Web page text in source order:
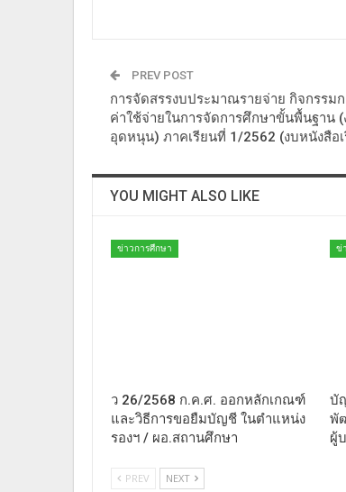
PREV POST
การจัดสรรงบประมาณรายจ่าย กิจกรรม
ค่าใช้จ่ายในการจัดการศึกษาขั้นพื้นฐาน (
อุดหนุน) ภาคเรียนที่ 1/2562 (งบหนังสือ
YOU MIGHT ALSO LIKE
ข่าวการศึกษา
ว 26/2568 ก.ค.ศ. ออกหลักเกณฑ์
และวิธีการขอยืมบัญชี ในตำแหน่ง
รองฯ / ผอ.สถานศึกษา
ข่
บั
พั
ผู้
PREV NEXT